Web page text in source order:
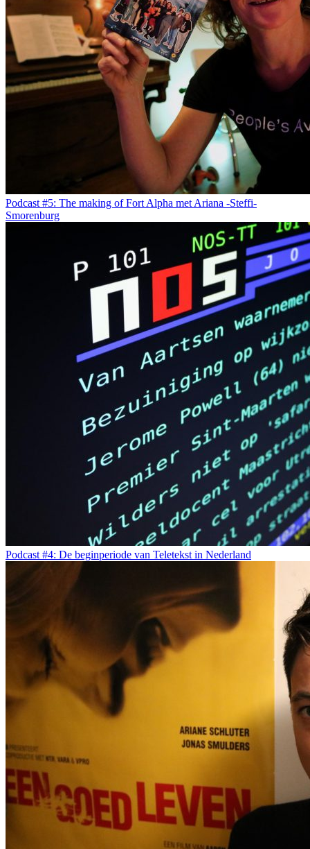
Podcast #5: The making of Fort Alpha met Ariana -Steffi-
Smorenburg
Podcast #4: De beginperiode van Teletekst in Nederland